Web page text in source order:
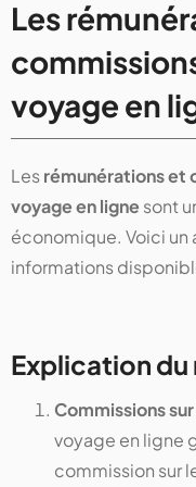
Les
voyage en
Lesrémunérations et
voyage en lignesont
économique. Voici un
informations
Explication
Commissions
voyage en ligne
commission sur